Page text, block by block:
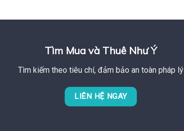
Tìm Mua và Thuê Như Ý
Tìm kiếm theo tiêu chí, đảm bảo an toàn pháp lý
LIÊN HỆ NGAY